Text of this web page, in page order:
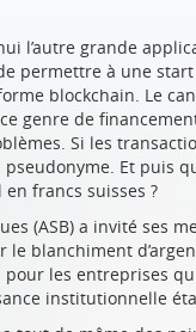
l’autre grande
permettre à une
blockchain. Le
genre de
Si les
Et puis
francs suisses ?
(ASB) a invité ses
blanchiment
les entreprises
institutionnelle